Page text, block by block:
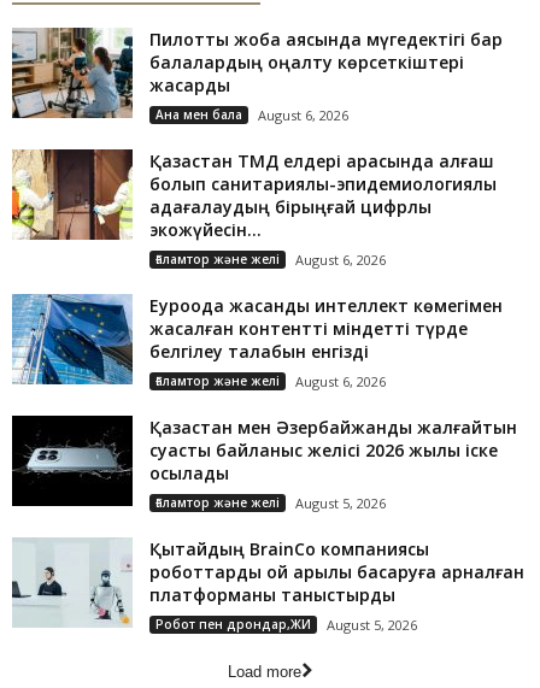
Пилоттық жоба аясында мүгедектігі бар
балалардың оңалту көрсеткіштері
жақсарды
Ана мен бала August 6, 2026
Қазақстан ТМД елдері арасында алғаш
болып санитариялық-эпидемиологиялық
қадағалаудың бірыңғай цифрлық
экожүйесін...
Ғаламтор және желі August 6, 2026
Еуроодақ жасанды интеллект көмегімен
жасалған контентті міндетті түрде
белгілеу талабын енгізді
Ғаламтор және желі August 6, 2026
Қазақстан мен Әзербайжанды жалғайтын
суасты байланыс желісі 2026 жылы іске
қосылады
Ғаламтор және желі August 5, 2026
Қытайдың BrainCo компаниясы
роботтарды ой арқылы басқаруға арналған
платформаны таныстырды
Робот пен дрондар,ЖИ August 5, 2026
Load more